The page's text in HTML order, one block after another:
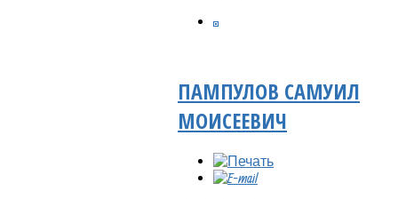
ПАМПУЛОВ САМУИЛ
МОИСЕЕВИЧ